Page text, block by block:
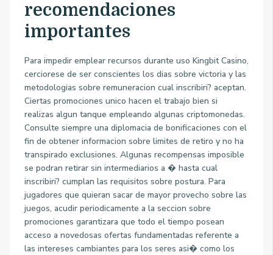
recomendaciones
importantes
Para impedir emplear recursos durante uso Kingbit Casino,
cerciorese de ser conscientes los dias sobre victoria y las
metodologias sobre remuneracion cual inscribiri? aceptan.
Ciertas promociones unico hacen el trabajo bien si
realizas algun tanque empleando algunas criptomonedas.
Consulte siempre una diplomacia de bonificaciones con el
fin de obtener informacion sobre limites de retiro y no ha
transpirado exclusiones. Algunas recompensas imposible
se podran retirar sin intermediarios a � hasta cual
inscribiri? cumplan las requisitos sobre postura. Para
jugadores que quieran sacar de mayor provecho sobre las
juegos, acudir periodicamente a la seccion sobre
promociones garantizara que todo el tiempo posean
acceso a novedosas ofertas fundamentadas referente a
las intereses cambiantes para los seres asi� como los